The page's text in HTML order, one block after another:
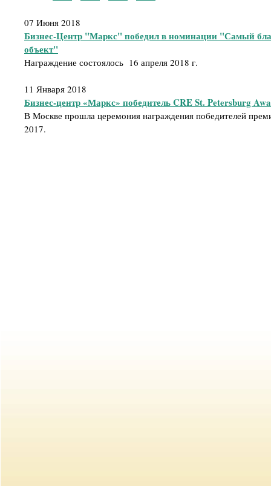
07 Июня 2018
Бизнес-Центр "Маркс" победил в номинации "Самый
объект"
Награждение состоялось 16 апреля 2018 г.
11 Января 2018
Бизнес-центр «Маркс» победитель CRE St. Petersburg
В Москве прошла церемония награждения победителей
2017.